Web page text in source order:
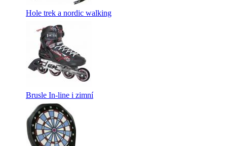
Hole trek a nordic walking
Brusle In-line i zimní